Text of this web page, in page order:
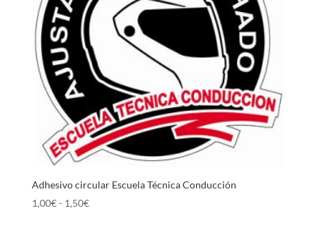
Adhesivo circular Escuela Técnica Conducción
1,00€- 1,50€Rango